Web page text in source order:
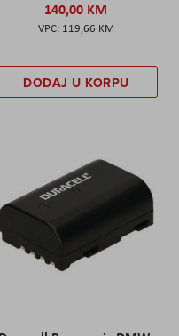
140,00 KM
119,66 KM
DODAJ U KORPU